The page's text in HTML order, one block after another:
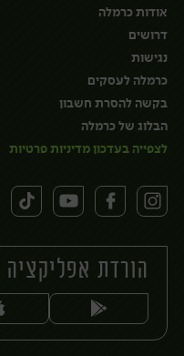
אודות כרמלה
דרושים
נגישות
כרמלה לעסקים
בקשה להסרת חשבון
הבלוג של כרמלה
לצפייה בעדכון מדיניות פרטיות
הורדת